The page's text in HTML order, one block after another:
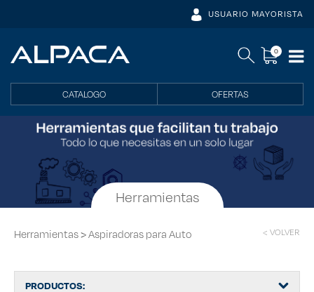
USUARIO MAYORISTA
0
CATALOGO OFERTAS
Herramientas
Herramientas>Aspiradoras para Auto < VOLVER
PRODUCTOS: